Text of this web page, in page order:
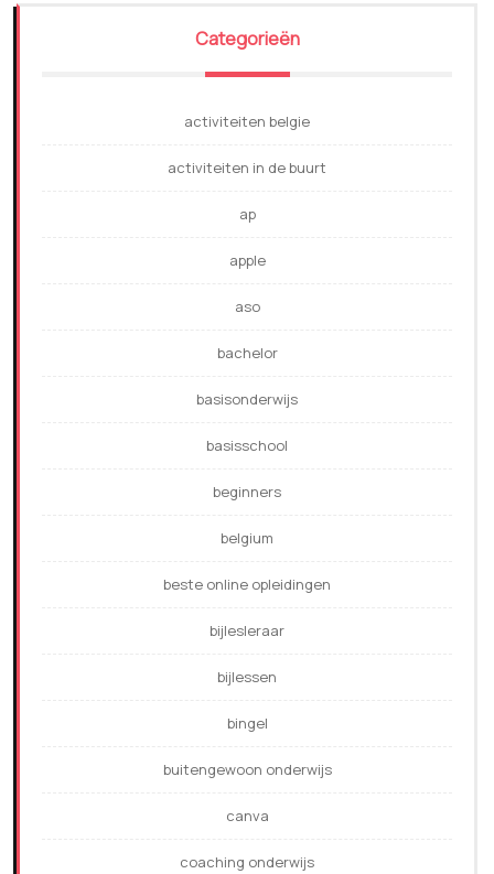
Categorieën
activiteiten belgie
activiteiten in de buurt
ap
apple
aso
bachelor
basisonderwijs
basisschool
beginners
belgium
beste online opleidingen
bijlesleraar
bijlessen
bingel
buitengewoon onderwijs
canva
coaching onderwijs